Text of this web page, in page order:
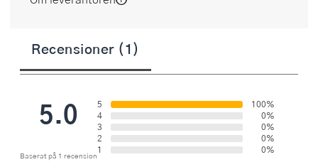
Recensioner (1)
5.0
Baserat på 1 recension
5
100%
4
0%
3
0%
2
0%
1
0%